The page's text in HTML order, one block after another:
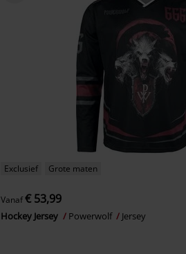
Exclusief Grote maten
Vanaf€ 53,99
Hockey Jersey Powerwolf Jersey